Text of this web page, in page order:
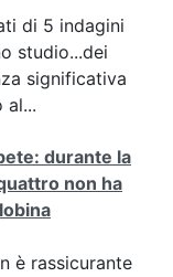
di 5 indagini
studio...dei
significativa
al...
durante la
non ha
è rassicurante